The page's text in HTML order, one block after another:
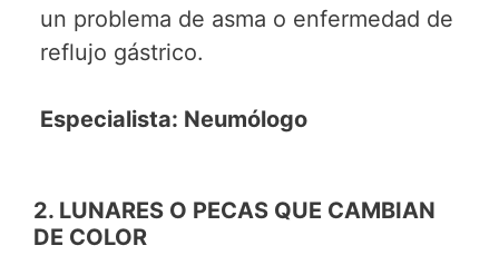
un problema de asma o enfermedad de
reflujo gástrico.
Especialista: Neumólogo
2. LUNARES O PECAS QUE CAMBIAN
DE COLOR